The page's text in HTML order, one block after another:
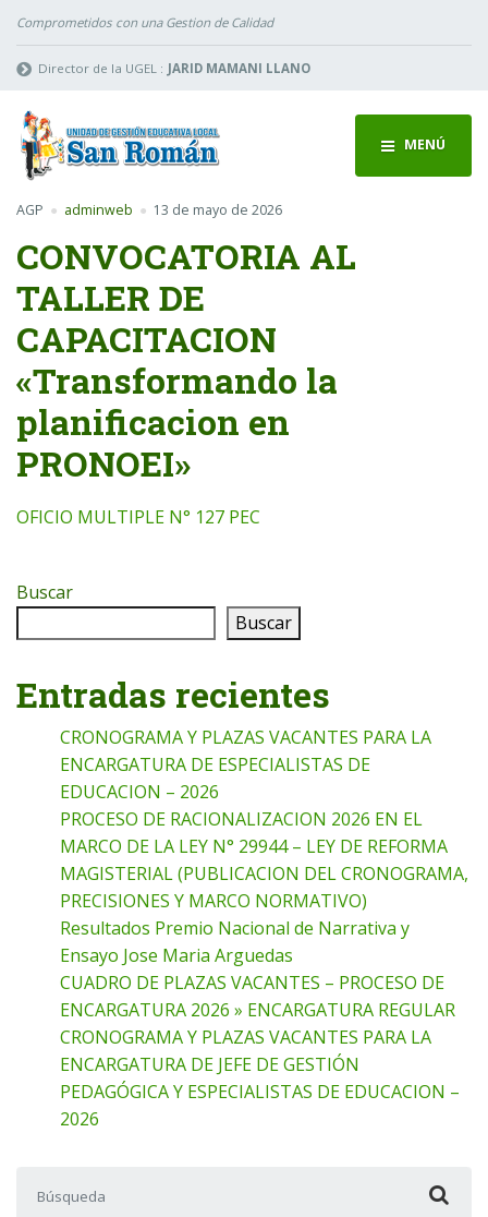
Comprometidos con una Gestion de Calidad
Director de la UGEL : JARID MAMANI LLANO
MENÚ
AGP adminweb 13 de mayo de 2026
CONVOCATORIA AL
TALLER DE
CAPACITACION
«Transformando la
planificacion en
PRONOEI»
OFICIO MULTIPLE N° 127 PEC
Buscar
Buscar
Entradas recientes
CRONOGRAMA Y PLAZAS VACANTES PARA LA
ENCARGATURA DE ESPECIALISTAS DE
EDUCACION – 2026
PROCESO DE RACIONALIZACION 2026 EN EL
MARCO DE LA LEY N° 29944 – LEY DE REFORMA
MAGISTERIAL (PUBLICACION DEL CRONOGRAMA,
PRECISIONES Y MARCO NORMATIVO)
Resultados Premio Nacional de Narrativa y
Ensayo Jose Maria Arguedas
CUADRO DE PLAZAS VACANTES – PROCESO DE
ENCARGATURA 2026 » ENCARGATURA REGULAR
CRONOGRAMA Y PLAZAS VACANTES PARA LA
ENCARGATURA DE JEFE DE GESTIÓN
PEDAGÓGICA Y ESPECIALISTAS DE EDUCACION –
2026